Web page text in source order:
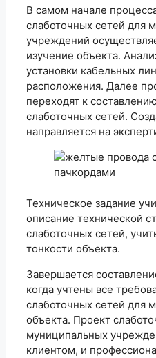
В самом начале
слаботочных сетей для
учреждений
изучение объекта.
установки кабельных
расположения. Далее
переходят к
слаботочных сетей.
направляется на
Техническое задание
описание технической
слаботочных сетей,
тонкости объекта.
Завершается
когда учтены все
слаботочных сетей для
объекта. Проект
муниципальных
клиентом, и